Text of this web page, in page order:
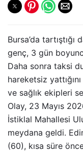
Bursa’da tartıştığı
genç, 3 gün
Daha sonra taksi
hareketsiz
ve sağlık ekipleri
Olay, 23 Mayıs
İstiklal Mahallesi
meydana geldi.
(60), kısa süre